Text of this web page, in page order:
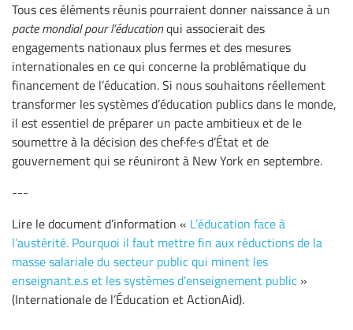
Tous ces éléments réunis pourraient donner naissance à un
pacte mondial pour l’éducationqui associerait des
engagements nationaux plus fermes et des mesures
internationales en ce qui concerne la problématique du
financement de l’éducation. Si nous souhaitons réellement
transformer les systèmes d’éducation publics dans le monde,
il est essentiel de préparer un pacte ambitieux et de le
soumettre à la décision des chef·fe·s d’État et de
gouvernement qui se réuniront à New York en septembre.
---
Lire le document d’information « L’éducation face à
l’austérité. Pourquoi il faut mettre fin aux réductions de la
masse salariale du secteur public qui minent les
enseignant.e.s et les systèmes d’enseignement public »
(Internationale de l’Éducation et ActionAid).